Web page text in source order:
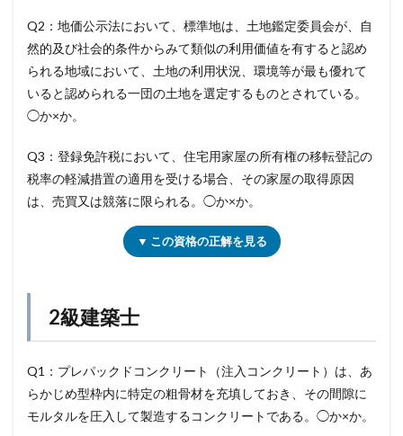
Q2：地価公示法において、標準地は、土地鑑定委員会が、自
然的及び社会的条件からみて類似の利用価値を有すると認め
られる地域において、土地の利用状況、環境等が最も優れて
いると認められる一団の土地を選定するものとされている。
◯か×か。
Q3：登録免許税において、住宅用家屋の所有権の移転登記の
税率の軽減措置の適用を受ける場合、その家屋の取得原因
は、売買又は競落に限られる。◯か×か。
▼ この資格の正解を見る
2級建築士
Q1：プレパックドコンクリート（注入コンクリート）は、あ
らかじめ型枠内に特定の粗骨材を充填しておき、その間隙に
モルタルを圧入して製造するコンクリートである。◯か×か。